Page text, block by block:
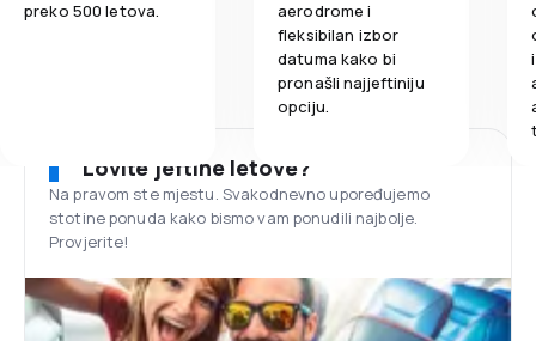
preko 500 letova.
aerodrome i
fleksibilan izbor
datuma kako bi
pronašli najjeftiniju
opciju.
Lovite jeftine letove?
Na pravom ste mjestu. Svakodnevno upoređujemo
stotine ponuda kako bismo vam ponudili najbolje.
Provjerite!